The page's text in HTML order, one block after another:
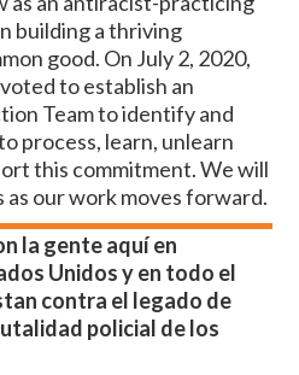
building a thriving
good. On July 2, 2020,
to establish an
Team to identify and
process, learn, unlearn
this commitment. We will
our work moves forward.
la gente aquí en
Unidos y en todo el
contra el legado de
policial de los